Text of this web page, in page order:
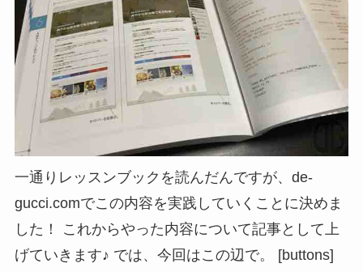
一通りレッスンブックを読んだんですが、de-
gucci.comでこの内容を実践していくことに決めま
した！ これからやった内容について記事として上
げていきます♪ では、今回はこの辺で。 [buttons]